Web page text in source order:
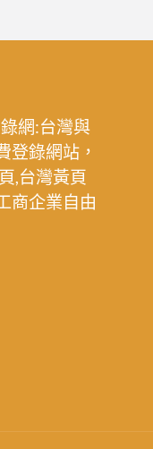
網:台灣與
登錄網站，
,台灣黃頁
商企業自由